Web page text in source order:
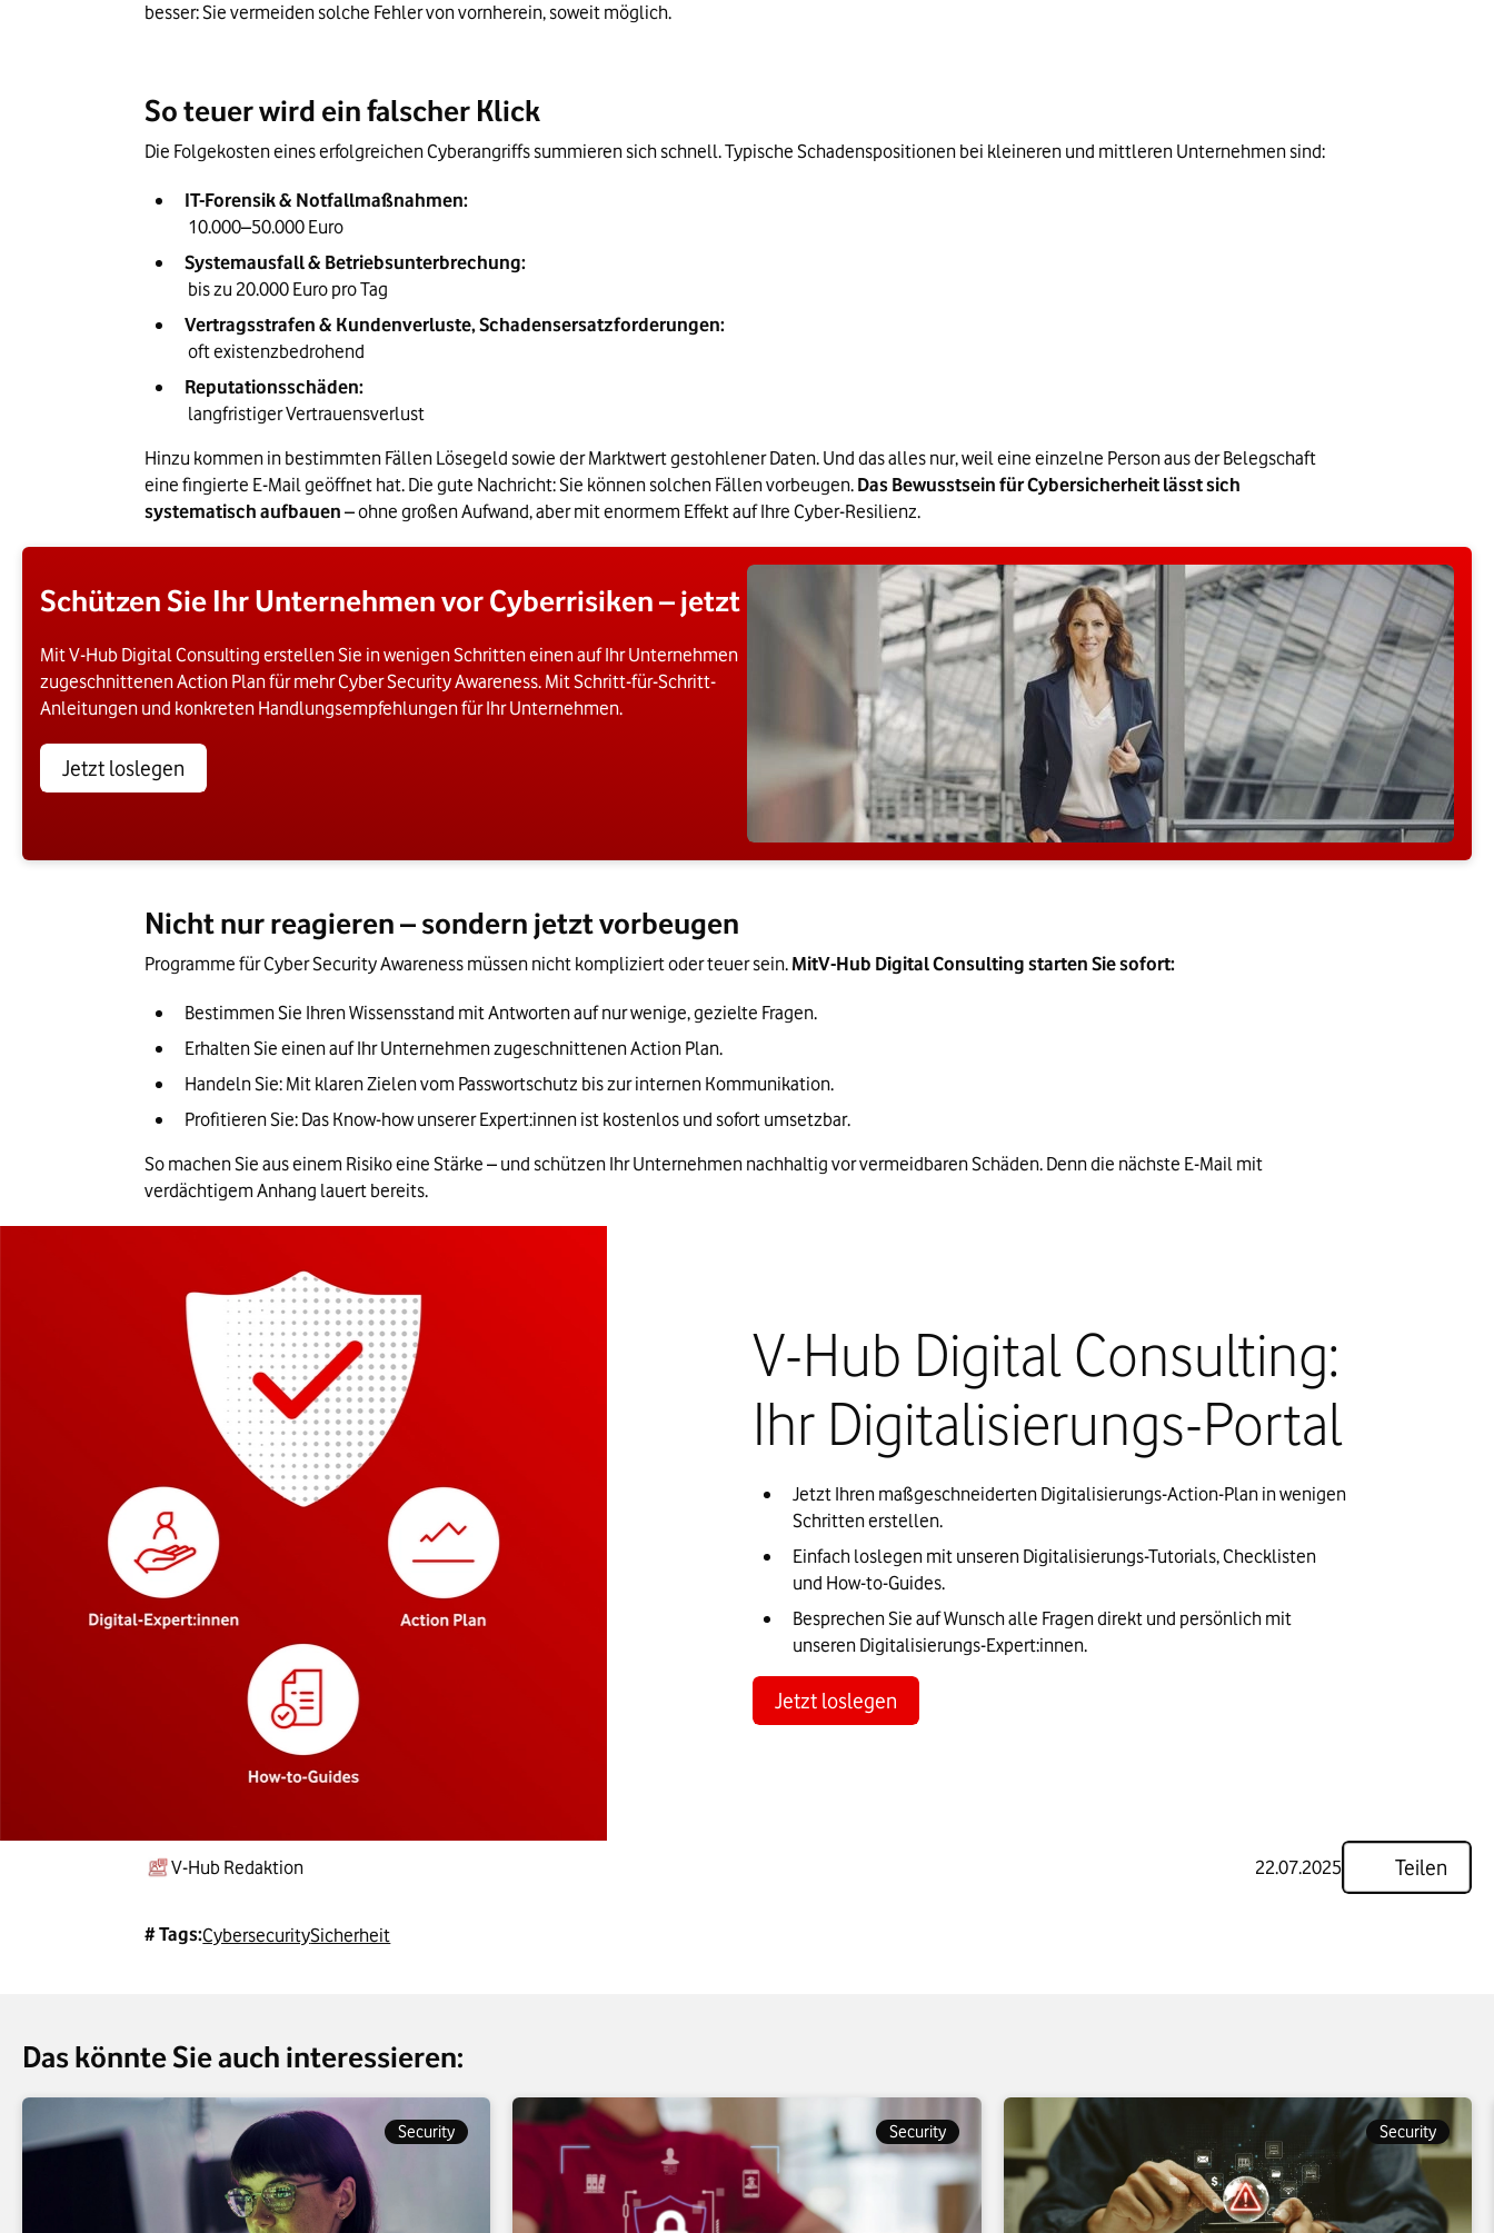
besser: Sie vermeiden solche Fehler von vornherein, soweit möglich.
So teuer wird ein falscher Klick
Die Folgekosten eines erfolgreichen Cyberangriffs summieren sich schnell. Typische Schadenspositionen bei kleineren und mittleren Unternehmen sind:
IT-Forensik & Notfallmaßnahmen:
10.000–50.000 Euro
Systemausfall & Betriebsunterbrechung:
bis zu 20.000 Euro pro Tag
Vertragsstrafen & Kundenverluste, Schadensersatzforderungen:
oft existenzbedrohend
Reputationsschäden:
langfristiger Vertrauensverlust
Hinzu kommen in bestimmten Fällen Lösegeld sowie der Marktwert gestohlener Daten. Und das alles nur, weil eine einzelne Person aus der Belegschaft
eine fingierte E-Mail geöffnet hat. Die gute Nachricht: Sie können solchen Fällen vorbeugen. Das Bewusstsein für Cybersicherheit lässt sich
systematisch aufbauen – ohne großen Aufwand, aber mit enormem Effekt auf Ihre Cyber-Resilienz.
Schützen Sie Ihr Unternehmen vor Cyberrisiken – jetzt
Mit V-Hub Digital Consulting erstellen Sie in wenigen Schritten einen auf Ihr Unternehmen
zugeschnittenen Action Plan für mehr Cyber Security Awareness. Mit Schritt-für-Schritt-
Anleitungen und konkreten Handlungsempfehlungen für Ihr Unternehmen.
Jetzt loslegen
Nicht nur reagieren – sondern jetzt vorbeugen
Programme für Cyber Security Awareness müssen nicht kompliziert oder teuer sein. MitV-Hub Digital Consulting starten Sie sofort:
Bestimmen Sie Ihren Wissensstand mit Antworten auf nur wenige, gezielte Fragen.
Erhalten Sie einen auf Ihr Unternehmen zugeschnittenen Action Plan.
Handeln Sie: Mit klaren Zielen vom Passwortschutz bis zur internen Kommunikation.
Profitieren Sie: Das Know-how unserer Expert:innen ist kostenlos und sofort umsetzbar.
So machen Sie aus einem Risiko eine Stärke – und schützen Ihr Unternehmen nachhaltig vor vermeidbaren Schäden. Denn die nächste E-Mail mit
verdächtigem Anhang lauert bereits.
V-Hub Digital Consulting:
Ihr Digitalisierungs-Portal
Jetzt Ihren maßgeschneiderten Digitalisierungs-Action-Plan in wenigen
Schritten erstellen.
Einfach loslegen mit unseren Digitalisierungs-Tutorials, Checklisten
und How-to-Guides.
Besprechen Sie auf Wunsch alle Fragen direkt und persönlich mit
unseren Digitalisierungs-Expert:innen.
Jetzt loslegen
V-Hub Redaktion 22.07.2025 Teilen
# Tags:CybersecuritySicherheit
Das könnte Sie auch interessieren:
Security Security Security